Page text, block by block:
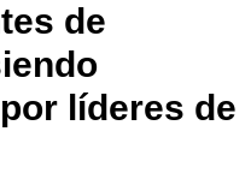
de
líderes de